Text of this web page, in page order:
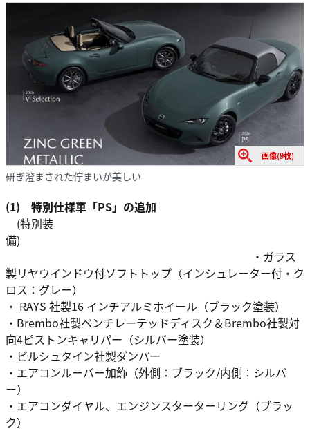
画像(9枚)
研ぎ澄まされた佇まいが美しい
(1) 特別仕様車「PS」の追加
(特別装
備)
・ガラス
製リヤウインドウ付ソフトトップ（インシュレーター付・ク
ロス：グレー）
・ RAYS 社製16 インチアルミホイール（ブラック塗装）
・Brembo社製ベンチレーテッドディスク＆Brembo社製対
向4ピストンキャリパー（シルバー塗装）
・ビルシュタイン社製ダンパー
・エアコンルーバー加飾（外側：ブラック/内側：シルバ
ー）
・エアコンダイヤル、エンジンスターターリング（ブラッ
ク）